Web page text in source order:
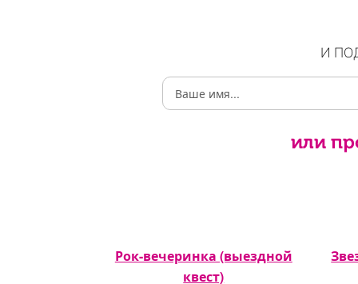
И
или
Рок-вечеринка (выездной
квест)